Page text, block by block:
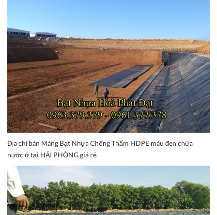
Địa chỉ bán Màng Bạt Nhựa Chống Thấm HDPE màu đen chứa
nước ở tại HẢI PHÒNG giá rẻ